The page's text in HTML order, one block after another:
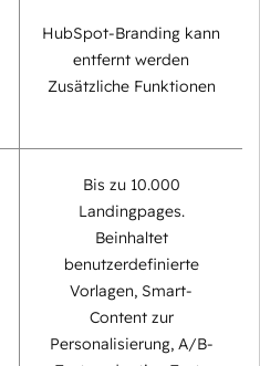
HubSpot-Branding kann
entfernt werden
Zusätzliche Funktionen
Bis zu 10.000
Landingpages.
Beinhaltet
benutzerdefinierte
Vorlagen, Smart-
Content zur
Personalisierung, A/B-